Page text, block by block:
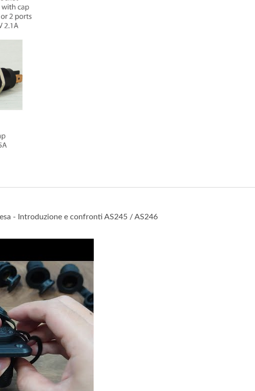
- Introduzione e confronti AS245 / AS246
a montaggio a filo con doppia presa - Introduzione e confronti AS245 /